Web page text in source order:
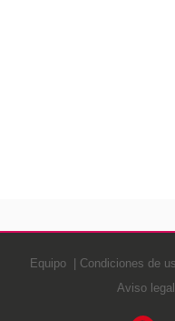
Equipo Condiciones de
Aviso legal